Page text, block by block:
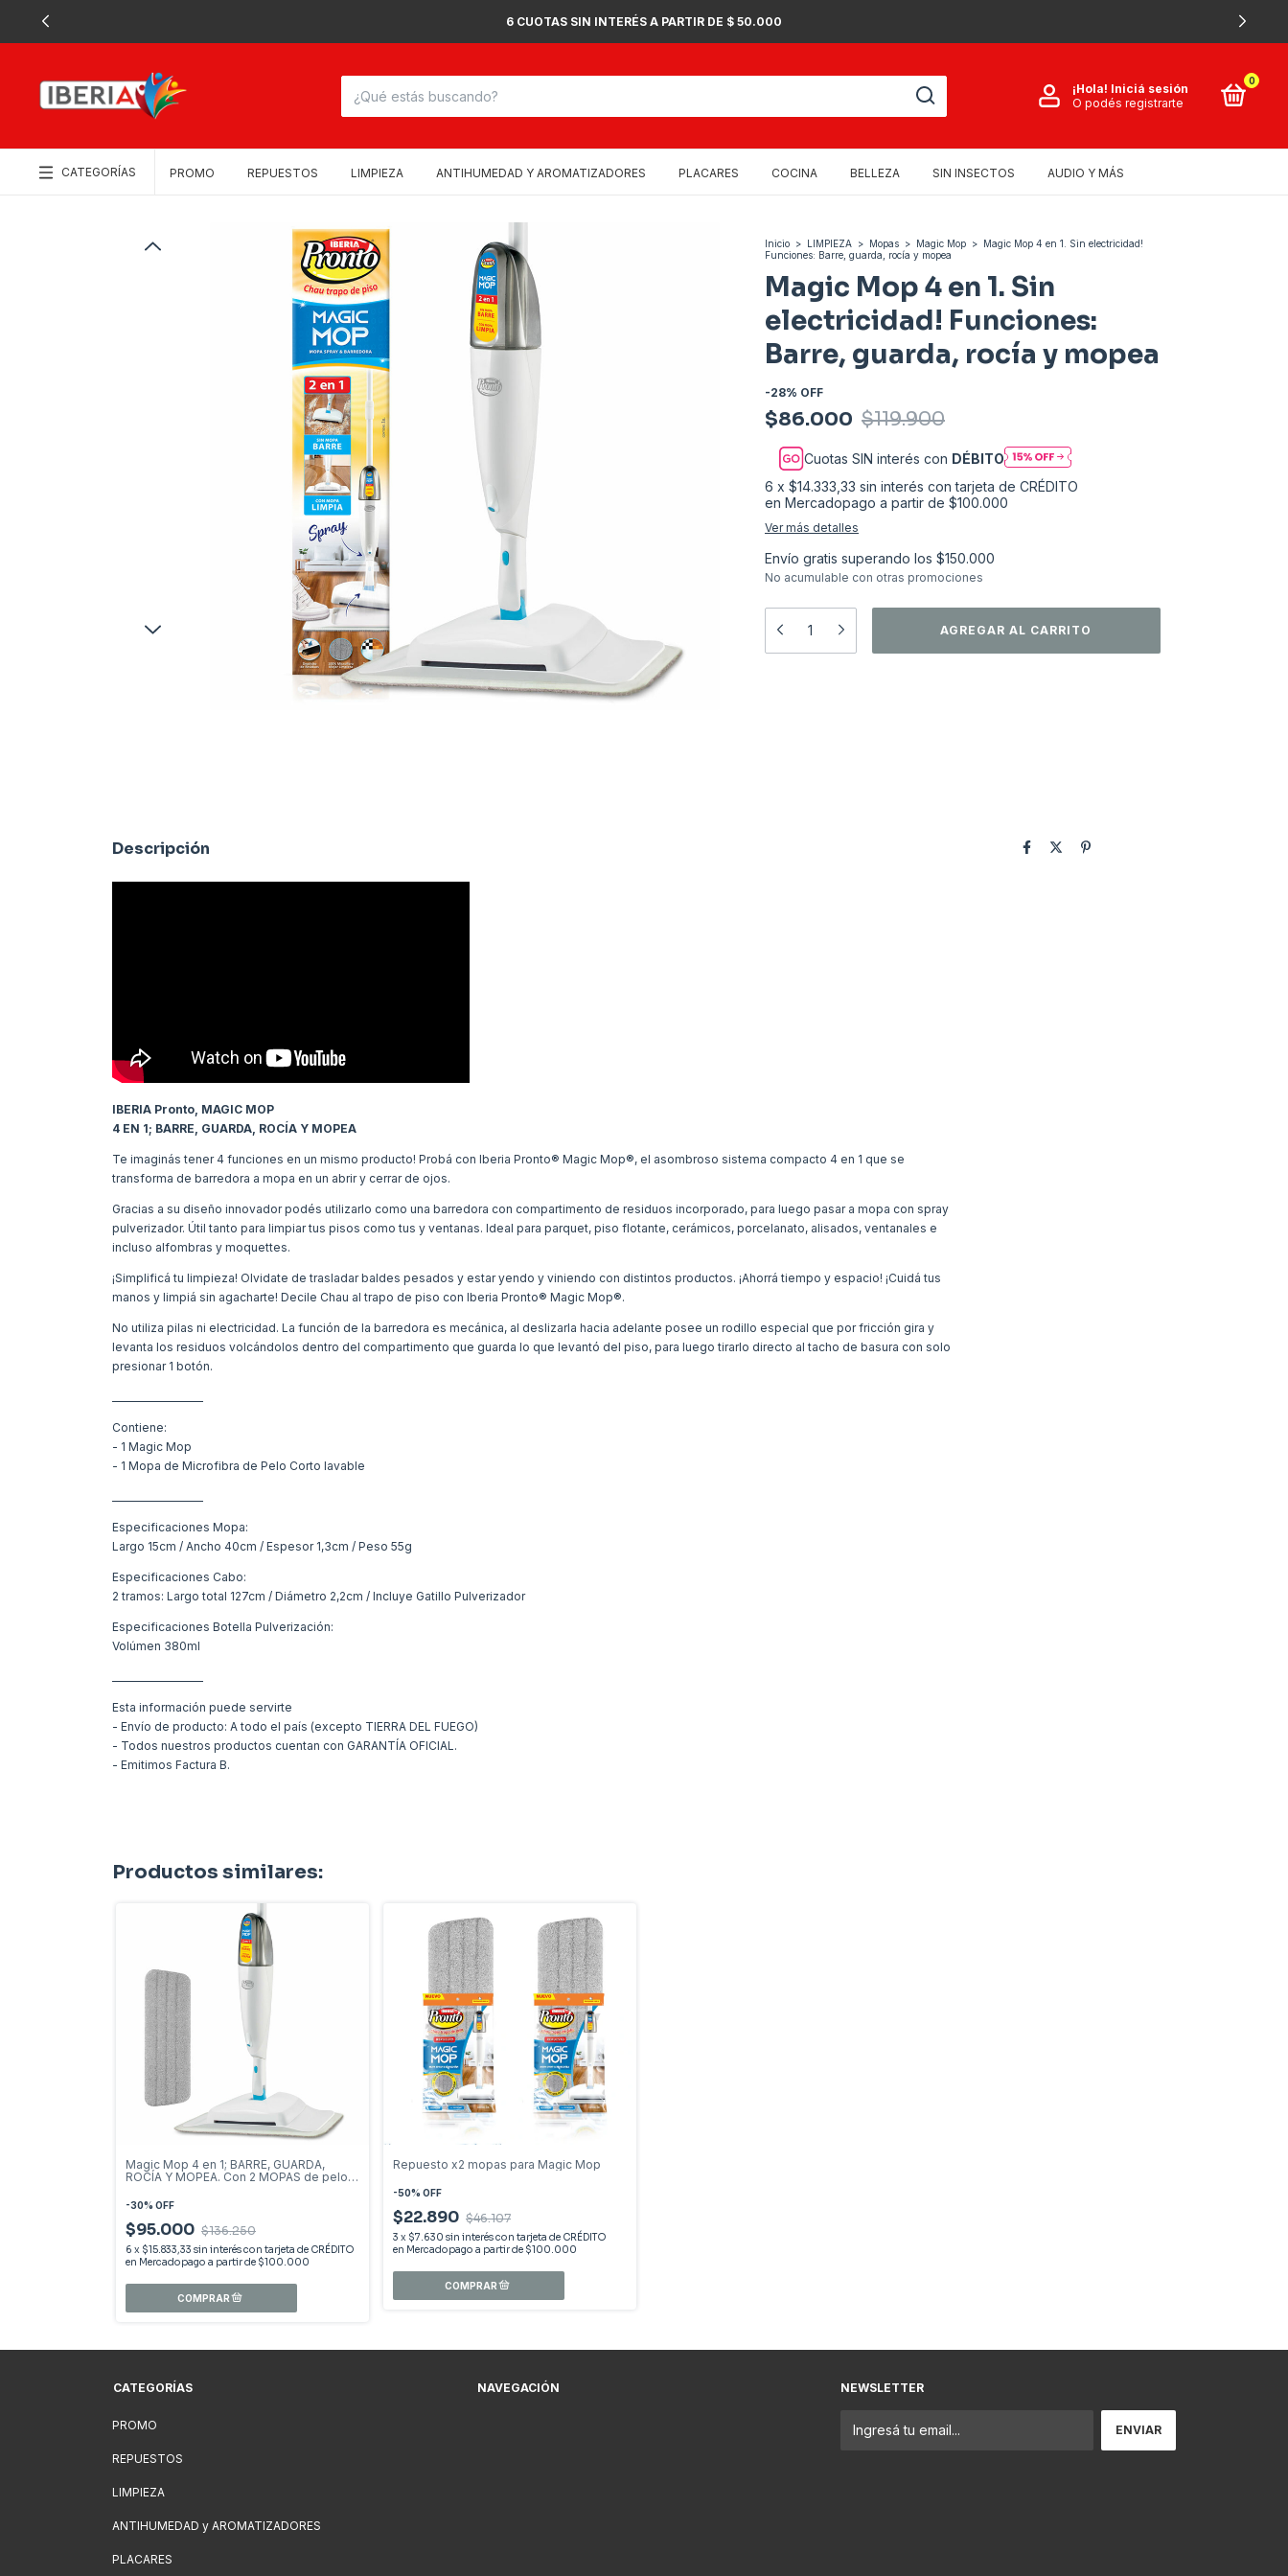
6 CUOTAS SIN INTERÉS A PARTIR DE $ 50.000
¡Hola! Iniciá sesión
O podés registrarte
0
CATEGORÍAS PROMO REPUESTOS LIMPIEZA ANTIHUMEDAD Y AROMATIZADORES PLACARES COCINA BELLEZA SIN INSECTOS AUDIO Y MÁS
Inicio > LIMPIEZA > Mopas > Magic Mop > Magic Mop 4 en 1. Sin electricidad!
Funciones: Barre, guarda, rocía y mopea
Magic Mop 4 en 1. Sin
electricidad! Funciones:
Barre, guarda, rocía y mopea
-28% OFF
$86.000 $119.900
Cuotas SIN interés con DÉBITO
6 x $14.333,33 sin interés
Ver más detalles
Envío gratis superando los $150.000
No acumulable con otras promociones
Descripción
IBERIA Pronto, MAGIC MOP
4 EN 1; BARRE, GUARDA, ROCÍA Y MOPEA
Te imaginás tener 4 funciones en un mismo producto! Probá con Iberia Pronto® Magic Mop®, el asombroso sistema compacto 4 en 1 que se
transforma de barredora a mopa en un abrir y cerrar de ojos.
Gracias a su diseño innovador podés utilizarlo como una barredora con compartimento de residuos incorporado, para luego pasar a mopa con spray
pulverizador. Útil tanto para limpiar tus pisos como tus y ventanas. Ideal para parquet, piso flotante, cerámicos, porcelanato, alisados, ventanales e
incluso alfombras y moquettes.
¡Simplificá tu limpieza! Olvidate de trasladar baldes pesados y estar yendo y viniendo con distintos productos. ¡Ahorrá tiempo y espacio! ¡Cuidá tus
manos y limpiá sin agacharte! Decile Chau al trapo de piso con Iberia Pronto® Magic Mop®.
No utiliza pilas ni electricidad. La función de la barredora es mecánica, al deslizarla hacia adelante posee un rodillo especial que por fricción gira y
levanta los residuos volcándolos dentro del compartimento que guarda lo que levantó del piso, para luego tirarlo directo al tacho de basura con solo
presionar 1 botón.
Contiene:
- 1 Magic Mop
- 1 Mopa de Microfibra de Pelo Corto lavable
Especificaciones Mopa:
Largo 15cm / Ancho 40cm / Espesor 1,3cm / Peso 55g
Especificaciones Cabo:
2 tramos: Largo total 127cm / Diámetro 2,2cm / Incluye Gatillo Pulverizador
Especificaciones Botella Pulverización:
Volúmen 380ml
Esta información puede servirte
- Envío de producto: A todo el país (excepto TIERRA DEL FUEGO)
- Todos nuestros productos cuentan con GARANTÍA OFICIAL.
- Emitimos Factura B.
Productos similares:
Magic Mop 4 en 1; BARRE, GUARDA,
ROCÍA Y MOPEA. Con 2 MOPAS de pelo
-30% OFF
$95.000 $136.250
6 x $15.833,33 sin interés
Repuesto x2 mopas para Magic Mop
-50% OFF
$22.890 $46.107
3 x $7.630 sin interés
CATEGORÍAS
PROMO
REPUESTOS
LIMPIEZA
ANTIHUMEDAD y AROMATIZADORES
PLACARES
NAVEGACIÓN NEWSLETTER